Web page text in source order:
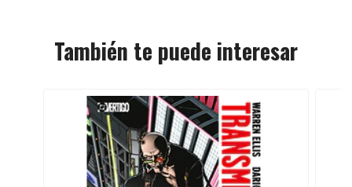
También te puede interesar